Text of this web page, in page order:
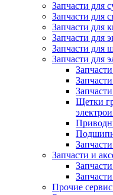
Запчасти для
Запчасти для
Запчасти для
Запчасти для
Запчасти для
Запчасти для
Щетки
Запчасти и
Прочие